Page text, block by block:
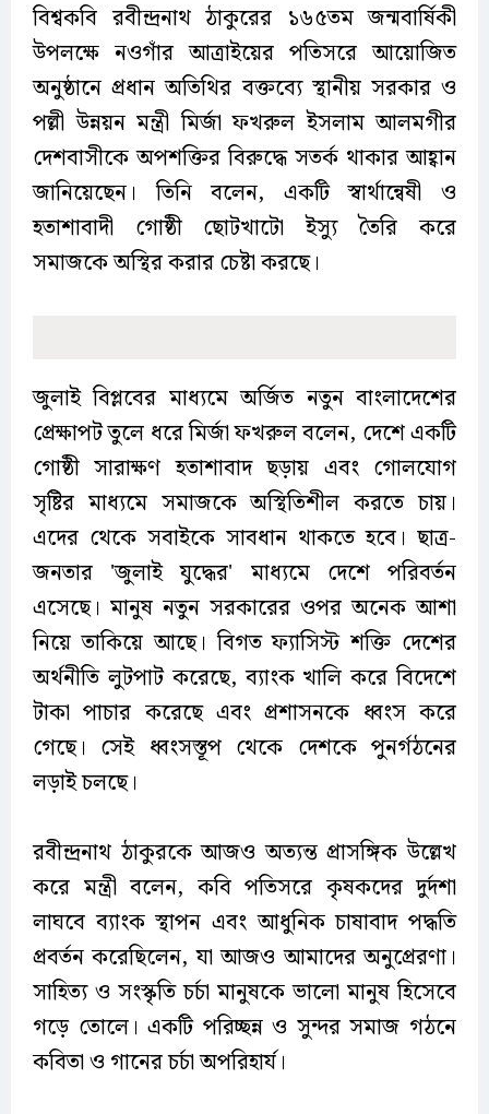
বিশ্বকবি রবীন্দ্রনাথ ঠাকুরের ১৬৫তম জন্মবার্ষিকী
উপলক্ষে নওগাঁর আত্রাইয়ের পতিসরে আয়োজিত
অনুষ্ঠানে প্রধান অতিথির বক্তব্যে স্থানীয় সরকার ও
পল্লী উন্নয়ন মন্ত্রী মির্জা ফখরুল ইসলাম আলমগীর
দেশবাসীকে অপশক্তির বিরুদ্ধে সতর্ক থাকার আহ্বান
জানিয়েছেন। তিনি বলেন, একটি স্বার্থান্বেষী ও
হতাশাবাদী গোষ্ঠী ছোটখাটো ইস্যু তৈরি করে
সমাজকে অস্থির করার চেষ্টা করছে।
জুলাই বিপ্লবের মাধ্যমে অর্জিত নতুন বাংলাদেশের
প্রেক্ষাপট তুলে ধরে মির্জা ফখরুল বলেন, দেশে একটি
গোষ্ঠী সারাক্ষণ হতাশাবাদ ছড়ায় এবং গোলযোগ
সৃষ্টির মাধ্যমে সমাজকে অস্থিতিশীল করতে চায়।
এদের থেকে সবাইকে সাবধান থাকতে হবে। ছাত্র-
জনতার 'জুলাই যুদ্ধের' মাধ্যমে দেশে পরিবর্তন
এসেছে। মানুষ নতুন সরকারের ওপর অনেক আশা
নিয়ে তাকিয়ে আছে। বিগত ফ্যাসিস্ট শক্তি দেশের
অর্থনীতি লুটপাট করেছে, ব্যাংক খালি করে বিদেশে
টাকা পাচার করেছে এবং প্রশাসনকে ধ্বংস করে
গেছে। সেই ধ্বংসস্তূপ থেকে দেশকে পুনর্গঠনের
লড়াই চলছে।
রবীন্দ্রনাথ ঠাকুরকে আজও অত্যন্ত প্রাসঙ্গিক উল্লেখ
করে মন্ত্রী বলেন, কবি পতিসরে কৃষকদের দুর্দশা
লাঘবে ব্যাংক স্থাপন এবং আধুনিক চাষাবাদ পদ্ধতি
প্রবর্তন করেছিলেন, যা আজও আমাদের অনুপ্রেরণা।
সাহিত্য ও সংস্কৃতি চর্চা মানুষকে ভালো মানুষ হিসেবে
গড়ে তোলে। একটি পরিচ্ছন্ন ও সুন্দর সমাজ গঠনে
কবিতা ও গানের চর্চা অপরিহার্য।